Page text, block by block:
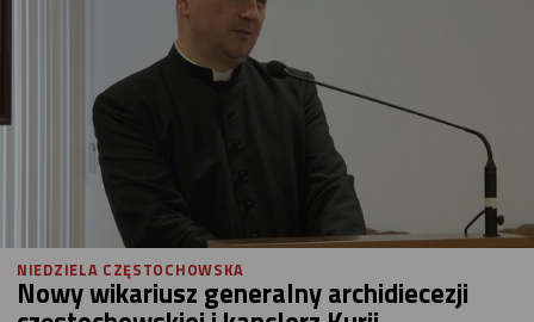
NIEDZIELA CZĘSTOCHOWSKA
Nowy wikariusz generalny archidiecezji